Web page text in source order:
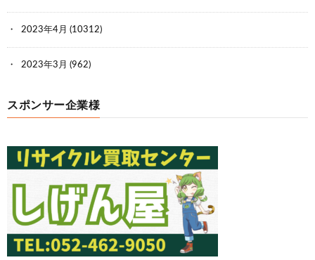
2023年4月 (10312)
2023年3月 (962)
スポンサー企業様